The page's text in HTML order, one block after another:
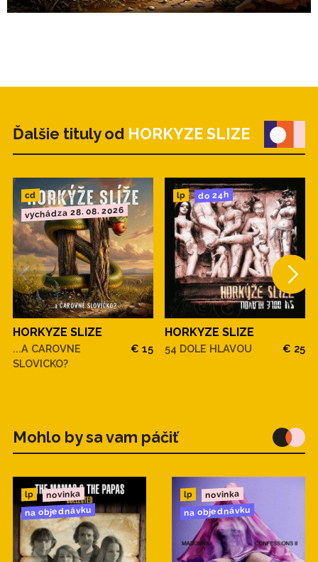
Ďalšie tituly od HORKYZE SLIZE
cd
vychádza 28. 08. 2026
HORKYZE SLIZE
...A CAROVNE
SLOVICKO?
€ 15
lp do 24h
HORKYZE SLIZE
54 DOLE HLAVOU € 25
Mohlo by sa vam páčiť
lp novinka
na objednávku
lp novinka
na objednávku